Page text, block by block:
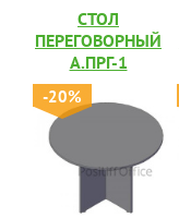
СТОЛ
ПЕРЕГОВОРНЫЙ
А.ПРГ-1
-20%